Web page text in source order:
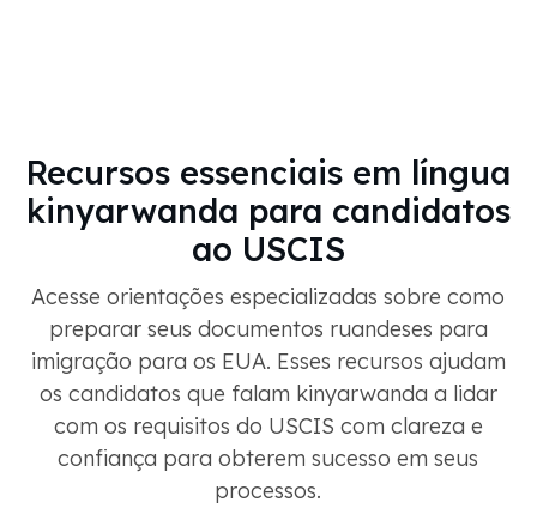
Recursos essenciais em língua
kinyarwanda para candidatos
ao USCIS
Acesse orientações especializadas sobre como
preparar seus documentos ruandeses para
imigração para os EUA. Esses recursos ajudam
os candidatos que falam kinyarwanda a lidar
com os requisitos do USCIS com clareza e
confiança para obterem sucesso em seus
processos.